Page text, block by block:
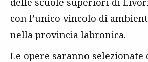
con l’unico vincolo di
nella provincia labronica.
Le opere saranno